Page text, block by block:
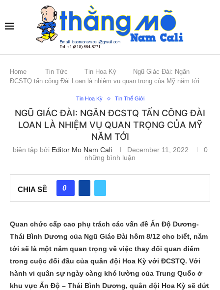
Home Tin Tức Tin Hoa Kỳ
Ngũ Giác Đài: Ngăn
ĐCSTQ tấn công Đài Loan là nhiệm vụ quan trọng của Mỹ năm tới
Tin Hoa Kỳ Tin Thế Giới
NGŨ GIÁC ĐÀI: NGĂN ĐCSTQ TẤN CÔNG ĐÀI
LOAN LÀ NHIỆM VỤ QUAN TRỌNG CỦA MỸ
NĂM TỚI
biên tập bởi Editor Mo Nam Cali December 11, 2022
0
những bình luận
CHIA SẼ 0
Quan chức cấp cao phụ trách các vấn đề Ấn Độ Dương-
Thái Bình Dương của Ngũ Giác Đài hôm 8/12 cho biết, năm
tới sẽ là một năm quan trọng về việc thay đổi quan điểm
trong cuộc đối đầu của quân đội Hoa Kỳ với ĐCSTQ. Với
hành vi quân sự ngày càng khó lường của Trung Quốc ở
khu vực Ấn Độ – Thái Bình Dương, quân đội Hoa Kỳ sẽ dứt